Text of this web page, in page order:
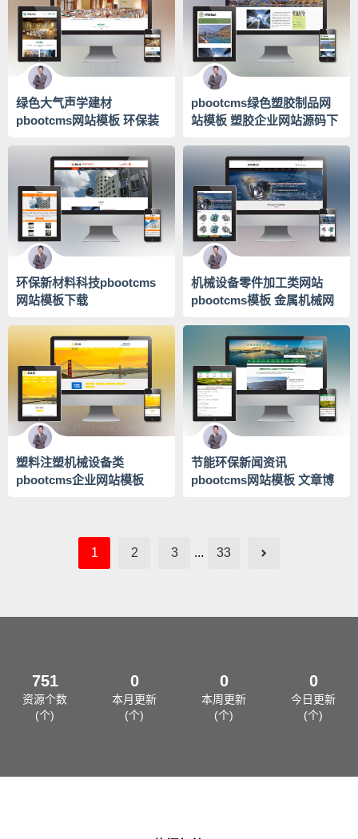
绿色大气声学建材
pbootcms网站模板 环保装
pbootcms绿色塑胶制品网
站模板 塑胶企业网站源码下
环保新材料科技pbootcms
网站模板下载
机械设备零件加工类网站
pbootcms模板 金属机械网
塑料注塑机械设备类
pbootcms企业网站模板
节能环保新闻资讯
pbootcms网站模板 文章博
1 2 3 ... 33
751
资源个数
(个)
0
本月更新
(个)
0
本周更新
(个)
0
今日更新
(个)